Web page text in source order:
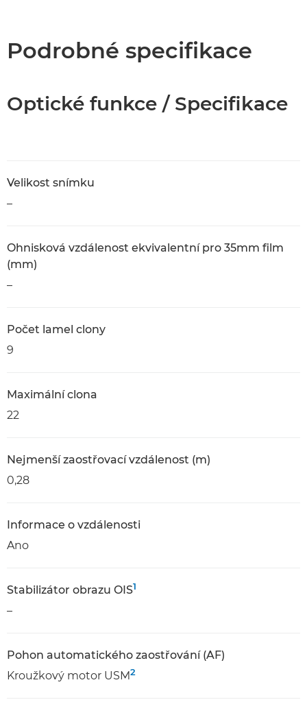
Podrobné specifikace
Optické funkce / Specifikace
Velikost snímku
–
Ohnisková vzdálenost ekvivalentní pro 35mm film
(mm)
–
Počet lamel clony
9
Maximální clona
22
Nejmenší zaostřovací vzdálenost (m)
0,28
Informace o vzdálenosti
Ano
Stabilizátor obrazu OIS1
–
Pohon automatického zaostřování (AF)
Kroužkový motor USM2